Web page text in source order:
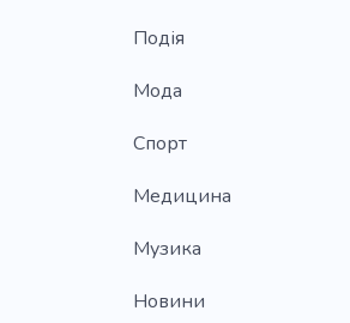
Подія
Мода
Cпорт
Медицина
Музика
Новини